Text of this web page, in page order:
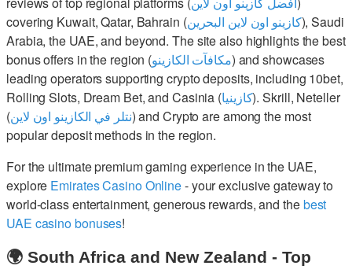
covering Kuwait, Qatar, Bahrain (كازينو اون لاين البحرين), Saudi
Arabia, the UAE, and beyond. The site also highlights the best
bonus offers in the region (مكافآت الكازينو) and showcases
leading operators supporting crypto deposits, including 10bet,
Rolling Slots, Dream Bet, and Casinia (كازينيا). Skrill, Neteller
(نتلر في الكازينو اون لاين) and Crypto are among the most
popular deposit methods in the region.
For the ultimate premium gaming experience in the UAE,
explore Emirates Casino Online- your exclusive gateway to
world-class entertainment, generous rewards, and thebest
UAE casino bonuses!
🌍 South Africa and New Zealand - Top